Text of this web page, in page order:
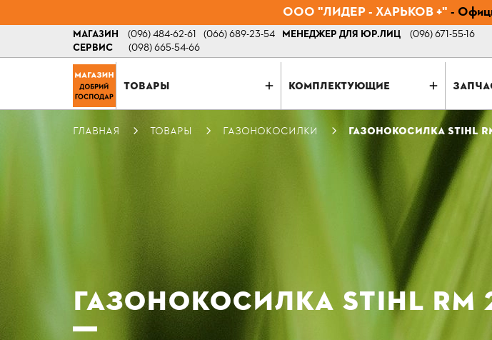
ООО "ЛИДЕР - ХАРЬКОВ +" -
МАГАЗИН (096) 484-62-61 (066) 689-23-54 МЕНЕДЖЕР ДЛЯ ЮР.ЛИЦ
(096) 671-55-16
СЕРВИС
(098) 665-54-66
ТОВАРЫ КОМПЛЕКТУЮЩИЕ
ГЛАВНАЯ ТОВАРЫ ГАЗОНОКОСИЛКИ ГАЗОНОКОСИЛКА STIHL
ГАЗОНОКОСИЛКА STIHL RM